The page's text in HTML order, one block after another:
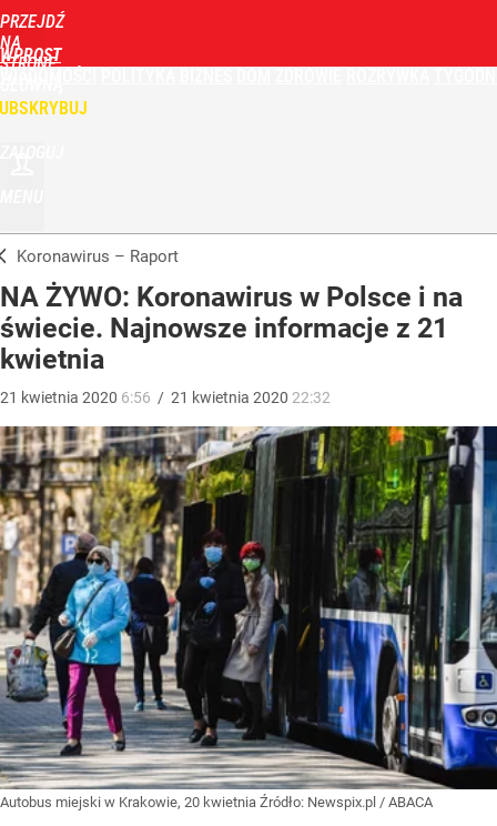
PRZEJDŹ
NA
STRONĘ
WPROST
Koronawirus – Raport
NA ŻYWO: Koronawirus w Polsce i na
świecie. Najnowsze informacje z 21
kwietnia
21 kwietnia 2020 6:56 / 21 kwietnia 2020 22:32
Autobus miejski w Krakowie, 20 kwietnia Źródło: Newspix.pl / ABACA